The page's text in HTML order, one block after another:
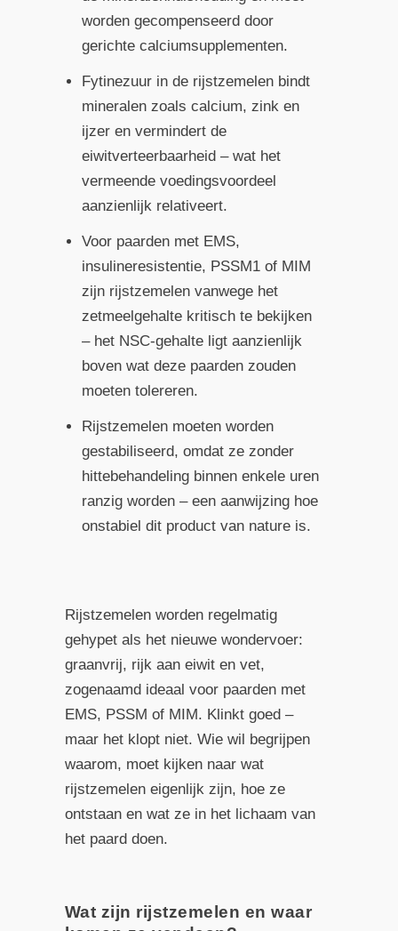
worden gecompenseerd door
gerichte calciumsupplementen.
Fytinezuur in de rijstzemelen bindt
mineralen zoals calcium, zink en
ijzer en vermindert de
eiwitverteerbaarheid – wat het
vermeende voedingsvoordeel
aanzienlijk relativeert.
Voor paarden met EMS,
insulineresistentie, PSSM1 of MIM
zijn rijstzemelen vanwege het
zetmeelgehalte kritisch te bekijken
– het NSC-gehalte ligt aanzienlijk
boven wat deze paarden zouden
moeten tolereren.
Rijstzemelen moeten worden
gestabiliseerd, omdat ze zonder
hittebehandeling binnen enkele uren
ranzig worden – een aanwijzing hoe
onstabiel dit product van nature is.
Rijstzemelen worden regelmatig
gehypet als het nieuwe wondervoer:
graanvrij, rijk aan eiwit en vet,
zogenaamd ideaal voor paarden met
EMS, PSSM of MIM. Klinkt goed –
maar het klopt niet. Wie wil begrijpen
waarom, moet kijken naar wat
rijstzemelen eigenlijk zijn, hoe ze
ontstaan en wat ze in het lichaam van
het paard doen.
Wat zijn rijstzemelen en waar